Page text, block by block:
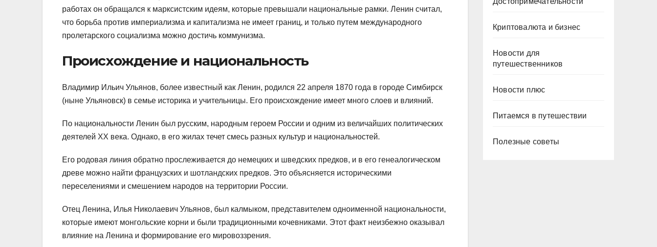
работах он обращался к марксистским идеям, которые превышали национальные рамки. Ленин считал,
что борьба против империализма и капитализма не имеет границ, и только путем международного
пролетарского социализма можно достичь коммунизма.
Происхождение и национальность
Владимир Ильич Ульянов, более известный как Ленин, родился 22 апреля 1870 года в городе Симбирск
(ныне Ульяновск) в семье историка и учительницы. Его происхождение имеет много слоев и влияний.
По национальности Ленин был русским, народным героем России и одним из величайших политических
деятелей XX века. Однако, в его жилах течет смесь разных культур и национальностей.
Его родовая линия обратно прослеживается до немецких и шведских предков, и в его генеалогическом
древе можно найти французских и шотландских предков. Это объясняется историческими
переселениями и смешением народов на территории России.
Отец Ленина, Илья Николаевич Ульянов, был калмыком, представителем одноименной национальности,
которые имеют монгольские корни и были традиционными кочевниками. Этот факт неизбежно оказывал
влияние на Ленина и формирование его мировоззрения.
Криптовалюта и бизнес
Новости для
путешественников
Новости плюс
Питаемся в путешествии
Полезные советы